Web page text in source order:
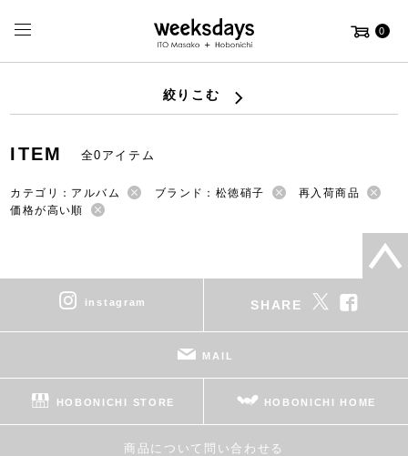
0
絞りこむ
ITEM 全0アイテム
カテゴリ：アルバム ブランド：松徳硝子
再入荷商品
価格が高い順
instagram SHARE
MAIL
HOBONICHI STORE HOBONICHI HOME
商品について問い合わせる